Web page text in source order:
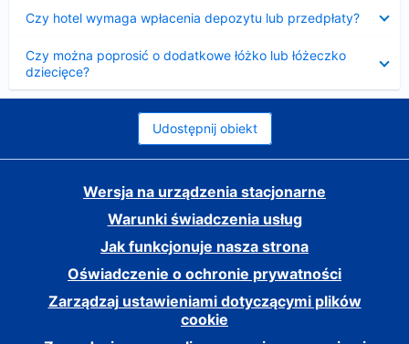
Czy hotel wymaga wpłacenia depozytu lub przedpłaty?
Czy można poprosić o dodatkowe łóżko lub łóżeczko
dziecięce?
Udostępnij obiekt
Wersja na urządzenia stacjonarne
Warunki świadczenia usług
Jak funkcjonuje nasza strona
Oświadczenie o ochronie prywatności
Zarządzaj ustawieniami dotyczącymi plików
cookie